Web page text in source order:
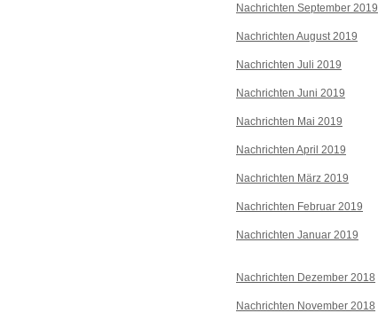
Nachrichten September 2019
Nachrichten August 2019
Nachrichten Juli 2019
Nachrichten Juni 2019
Nachrichten Mai 2019
Nachrichten April 2019
Nachrichten März 2019
Nachrichten Februar 2019
Nachrichten Januar 2019
Nachrichten Dezember 2018
Nachrichten November 2018